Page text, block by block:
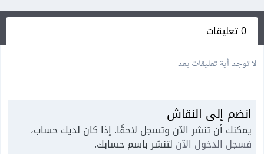
0 تعليقات
لا توجد أية تعليقات بعد
انضم إلى النقاش
يمكنك أن تنشر الآن وتسجل لاحقًا. إذا كان لديك حساب،
فسجل الدخول الآن لتنشر باسم حسابك.